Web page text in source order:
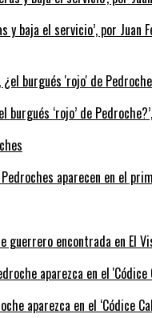
y baja el servicio’, por Juan
burgués ‘rojo’ de
aparecen en el
guerrero encontrada en El
aparezca en el ‘Códice